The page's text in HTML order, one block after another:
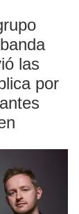
las
por